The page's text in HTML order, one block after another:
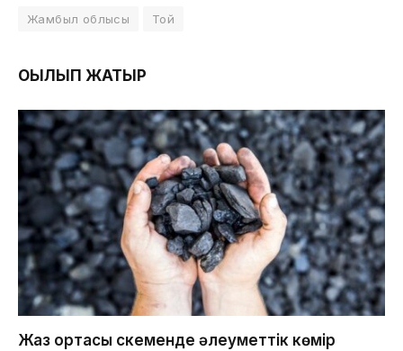
Жамбыл облысы Той
ОҚЫЛЫП ЖАТЫР
Жаз ортасы Өскеменде әлеуметтік көмір